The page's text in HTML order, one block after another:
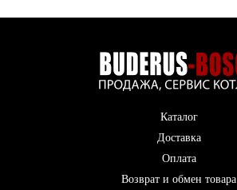
Каталог
Доставка
Оплата
Возврат и обмен товара